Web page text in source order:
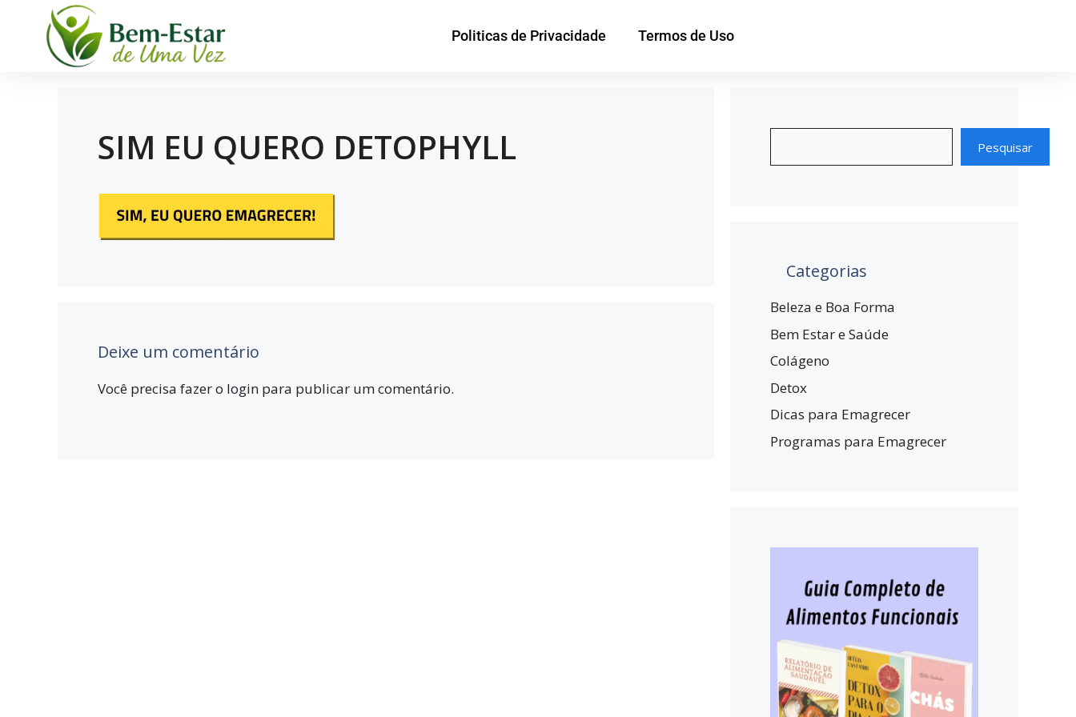
Politicas de Privacidade Termos de Uso
SIM EU QUERO DETOPHYLL
Deixe um comentário
Você precisa fazer o login para publicar um comentário.
Pesquisar
Categorias
Beleza e Boa Forma
Bem Estar e Saúde
Colágeno
Detox
Dicas para Emagrecer
Programas para Emagrecer